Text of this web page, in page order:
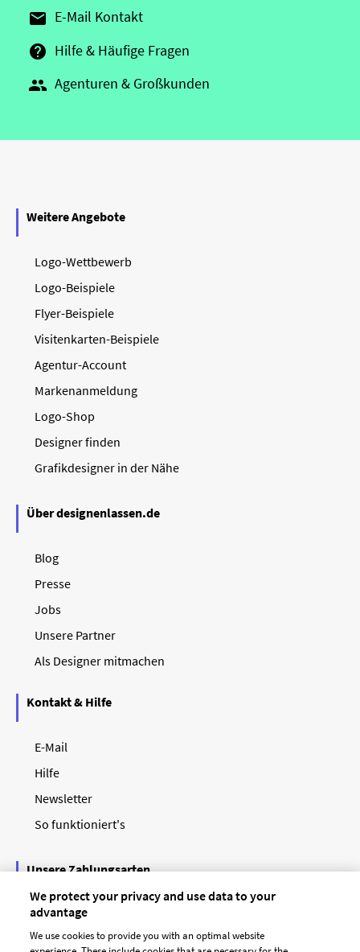
 E-Mail Kontakt
 Hilfe & Häufige Fragen
 Agenturen & Großkunden
Weitere Angebote
Logo-Wettbewerb
Logo-Beispiele
Flyer-Beispiele
Visitenkarten-Beispiele
Agentur-Account
Markenanmeldung
Logo-Shop
Designer finden
Grafikdesigner in der Nähe
Über designenlassen.de
Blog
Presse
Jobs
Unsere Partner
Als Designer mitmachen
Kontakt & Hilfe
E-Mail
Hilfe
Newsletter
So funktioniert's
Unsere Zahlungsarten
We protect your privacy and use data to your
advantage
We use cookies to provide you with an optimal website